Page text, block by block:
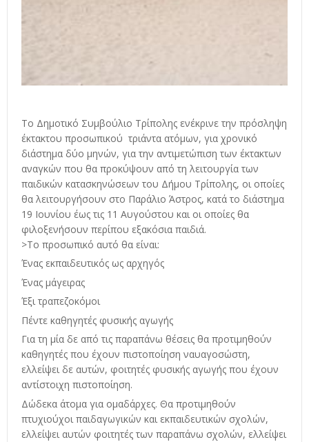
Το Δημοτικό Συμβούλιο Τρίπολης ενέκρινε την πρόσληψη
έκτακτου προσωπικού τριάντα ατόμων, για χρονικό
διάστημα δύο μηνών, για την αντιμετώπιση των έκτακτων
αναγκών που θα προκύψουν από τη λειτουργία των
παιδικών κατασκηνώσεων του Δήμου Τρίπολης, οι οποίες
θα λειτουργήσουν στο Παράλιο Άστρος, κατά το διάστημα
19 Ιουνίου έως τις 11 Αυγούστου και οι οποίες θα
φιλοξενήσουν περίπου εξακόσια παιδιά.
>Το προσωπικό αυτό θα είναι:
Ένας εκπαιδευτικός ως αρχηγός
Ένας μάγειρας
Έξι τραπεζοκόμοι
Πέντε καθηγητές φυσικής αγωγής
Για τη μία δε από τις παραπάνω θέσεις θα προτιμηθούν
καθηγητές που έχουν πιστοποίηση ναυαγοσώστη,
ελλείψει δε αυτών, φοιτητές φυσικής αγωγής που έχουν
αντίστοιχη πιστοποίηση.
Δώδεκα άτομα για ομαδάρχες. Θα προτιμηθούν
πτυχιούχοι παιδαγωγικών και εκπαιδευτικών σχολών,
ελλείψει αυτών φοιτητές των παραπάνω σχολών, ελλείψει